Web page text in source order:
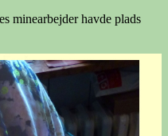
minearbejder havde plads